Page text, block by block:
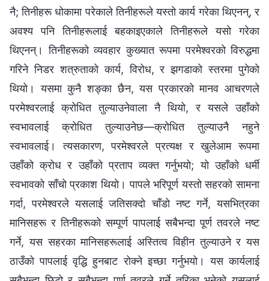
नै; तिनीहरू धोकामा परेकाले तिनीहरूले यस्तो कार्य गरेका थिएनन्, र
अवश्य पनि तिनीहरूलाई बहकाइएकाले तिनीहरूले यसो गरेका
थिएनन्। तिनीहरूको व्यवहार कुख्यात रूपमा परमेश्‍वरको विरुद्धमा
गरिने निडर शत्रुताको कार्य, विरोध, र झगडाको स्तरमा पुगेको
थियो। यसमा कुनै शङ्का छैन, यस प्रकारको मानव आचरणले
परमेश्‍वरलाई क्रोधित तुल्याउनेवाला नै थियो, र यसले उहाँको
स्वभावलाई क्रोधित तुल्याउनेछ—क्रोधित तुल्याउनै नहुने
स्वभावलाई। त्यसकारण, परमेश्‍वरले प्रत्यक्ष र खुलेआम रूपमा
उहाँको क्रोध र उहाँको प्रताप व्यक्त गर्नुभयो; यो उहाँको धर्मी
स्वभावको साँचो प्रकाश थियो। पापले भरिपूर्ण यस्तो सहरको सामना
गर्दा, परमेश्‍वरले यसलाई जतिसक्दो चाँडो नष्ट गर्ने, यसभित्रका
मानिसहरू र तिनीहरूको सम्पूर्ण पापलाई सबैभन्दा पूर्ण तवरले नष्ट
गर्ने, यस सहरका मानिसहरूलाई अस्तित्व विहीन तुल्याउने र यस
ठाउँको पापलाई वृद्धि हुनबाट रोक्‍ने इच्‍छा गर्नुभयो। यस कार्यलाई